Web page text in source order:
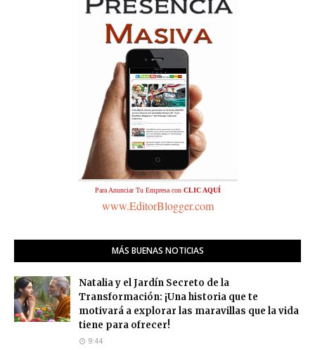
Para Anunciar Tu Empresa con CLIC AQUÍ
www.EditorBlogger.com
MÁS BUENAS NOTICIAS
Natalia y el Jardín Secreto de la
Transformación: ¡Una historia que te
motivará a explorar las maravillas que la vida
tiene para ofrecer!
9:44